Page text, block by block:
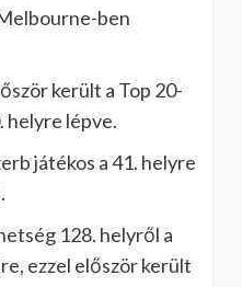
ben
került a Top 20-
helyre lépve.
játékos a 41. helyre
128. helyről a
ezzel először került